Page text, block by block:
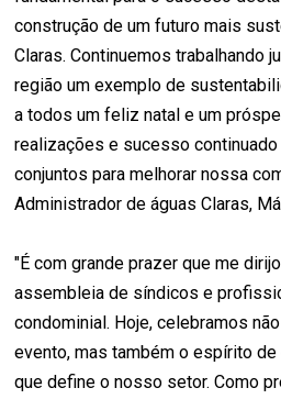
construção de um futuro mais
Claras. Continuemos trabalhando
região um exemplo de
a todos um feliz natal e um
realizações e sucesso
conjuntos para melhorar nossa
Administrador de águas Claras,
"É com grande prazer que me
assembleia de síndicos e
condominial. Hoje, celebramos
evento, mas também o espírito
que define o nosso setor. Como